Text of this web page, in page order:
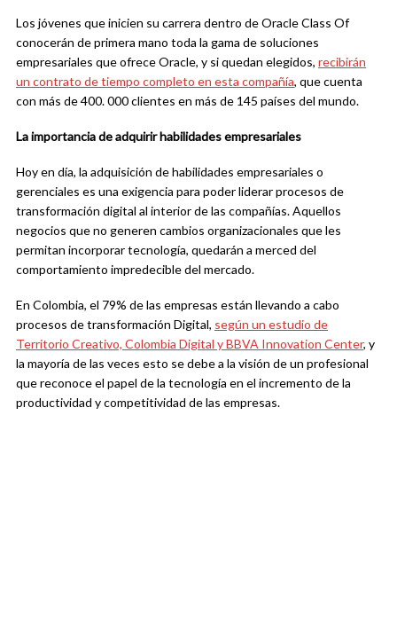
Los jóvenes que inicien su carrera dentro de Oracle Class Of
conocerán de primera mano toda la gama de soluciones
empresariales que ofrece Oracle, y si quedan elegidos, recibirán
un contrato de tiempo completo en esta compañía, que cuenta
con más de 400. 000 clientes en más de 145 países del mundo.
La importancia de adquirir habilidades empresariales
Hoy en día, la adquisición de habilidades empresariales o
gerenciales es una exigencia para poder liderar procesos de
transformación digital al interior de las compañías. Aquellos
negocios que no generen cambios organizacionales que les
permitan incorporar tecnología, quedarán a merced del
comportamiento impredecible del mercado.
En Colombia, el 79% de las empresas están llevando a cabo
procesos de transformación Digital, según un estudio de
Territorio Creativo, Colombia Digital y BBVA Innovation Center, y
la mayoría de las veces esto se debe a la visión de un profesional
que reconoce el papel de la tecnología en el incremento de la
productividad y competitividad de las empresas.